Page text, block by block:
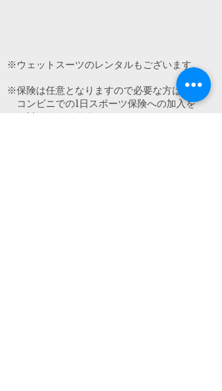
​※ウェットスーツのレンタルもございます。
​※保険は任意となりますので必要な方は
コンビニでの1日スポーツ保険への加入を
お勧めいたします。